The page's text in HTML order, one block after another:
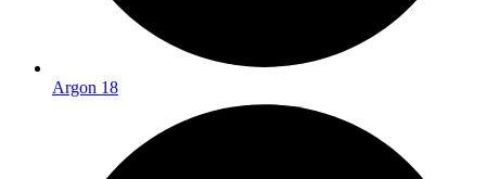
Argon 18